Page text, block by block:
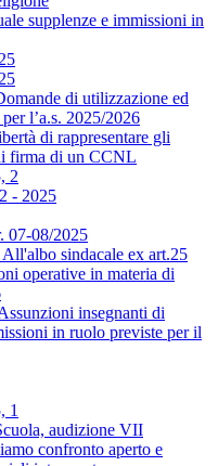
supplenze e immissioni in
di utilizzazione ed
l’a.s. 2025/2026
di rappresentare gli
firma di un CCNL
2
- 2025
07-08/2025
sindacale ex art.25
operative in materia di
insegnanti di
in ruolo previste per il
1
audizione VII
confronto aperto e